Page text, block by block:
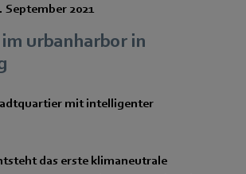
September 2021
urbanharbor in
mit intelligenter
das erste klimaneutrale